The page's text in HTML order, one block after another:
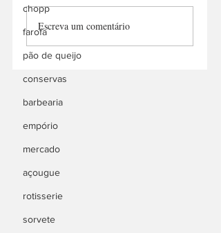
chopp
farofa
pão de queijo
conservas
barbearia
empório
mercado
açougue
rotisserie
sorvete
Delivery
Escreva um comentário